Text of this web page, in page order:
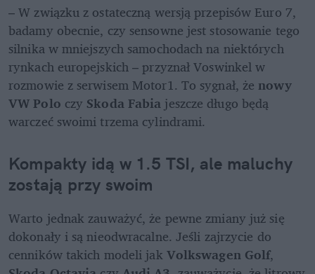
– W związku z ostateczną wersją przepisów Euro 7,
badamy obecnie, czy sensowne jest stosowanie tego
silnika w mniejszych samochodach na niektórych
rynkach europejskich – przyznał Voswinkel w
rozmowie z serwisem Motor1. To sygnał, że nowy
VW Polo czy Skoda Fabia jeszcze długo będą
warczeć swoimi trzema cylindrami.
Kompakty idą w 1.5 TSI, ale maluchy
zostają przy swoim
Warto jednak zauważyć, że pewne zmiany już się
dokonały i są nieodwracalne. Jeśli zajrzycie do
cenników takich modeli jak Volkswagen Golf